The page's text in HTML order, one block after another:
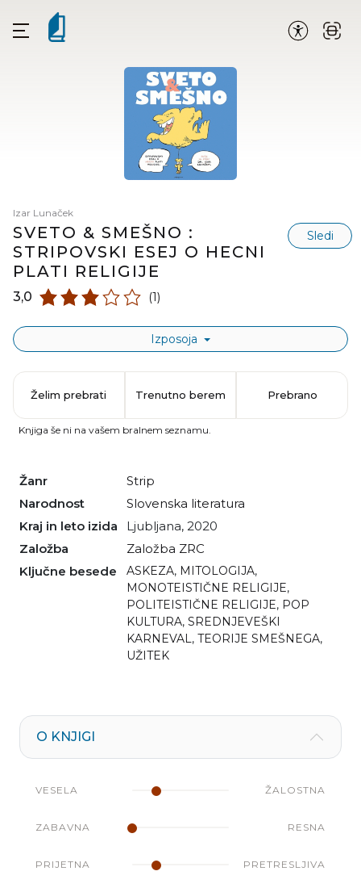
Izar Lunaček
SVETO & SMEŠNO :
STRIPOVSKI ESEJ O HECNI
PLATI RELIGIJE
Sledi
3,0 (1)
Izposoja
Žanr
strip
Narodnost
slovenska literatura
Kraj in leto izida
Ljubljana, 2020
Založba
Založba ZRC
Ključne besede
ASKEZA, MITOLOGIJA,
MONOTEISTIČNE RELIGIJE,
POLITEISTIČNE RELIGIJE, POP
KULTURA, SREDNJEVEŠKI
KARNEVAL, TEORIJE SMEŠNEGA,
UŽITEK
Želim prebrati Trenutno berem Prebrano
Knjiga še ni na vašem bralnem seznamu.
O KNJIGI
VESELA ŽALOSTNA
ZABAVNA RESNA
PRIJETNA PRETRESLJIVA